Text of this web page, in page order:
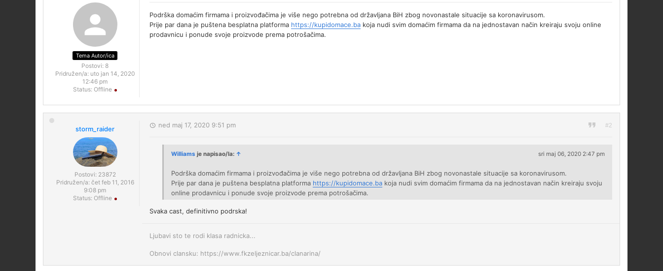
Tema Autor/ica
Postovi: 8
Pridružen/a: uto jan 14, 2020
12:46 pm
Status: Offline
Podrška domaćim firmama i proizvođačima je više nego potrebna od državljana BiH zbog novonastale situacije sa koronavirusom.
Prije par dana je puštena besplatna platforma https://kupidomace.ba koja nudi svim domaćim firmama da na jednostavan način kreiraju svoju online
prodavnicu i ponude svoje proizvode prema potrošačima.
storm_raider
Postovi: 23872
Pridružen/a: čet feb 11, 2016
9:08 pm
Status: Offline
#2
ned maj 17, 2020 9:51 pm
Williams je napisao/la: ↑ sri maj 06, 2020 2:47 pm
Podrška domaćim firmama i proizvođačima je više nego potrebna od državljana BiH zbog novonastale situacije sa koronavirusom.
Prije par dana je puštena besplatna platforma https://kupidomace.ba koja nudi svim domaćim firmama da na jednostavan način kreiraju svoju
online prodavnicu i ponude svoje proizvode prema potrošačima.
Svaka cast, definitivno podrska!
Ljubavi sto te rodi klasa radnicka...
Obnovi clansku: https://www.fkzeljeznicar.ba/clanarina/